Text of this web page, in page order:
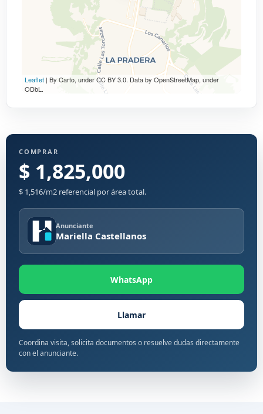
Leaflet | By Carto, under CC BY 3.0. Data by OpenStreetMap, under
ODbL.
COMPRAR
$ 1,825,000
$ 1,516/m2 referencial por área total.
Anunciante
Mariella Castellanos
WhatsApp
Llamar
Coordina visita, solicita documentos o resuelve dudas directamente
con el anunciante.